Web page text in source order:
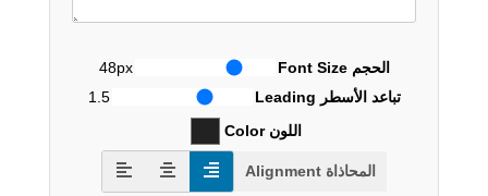
الحجم Font Size
48px
تباعد الأسطر Leading
1.5
اللون Color
المحاذاة Alignment